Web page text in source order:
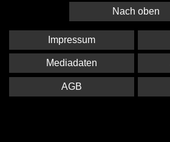
Nach oben
Impressum
Mediadaten
AGB